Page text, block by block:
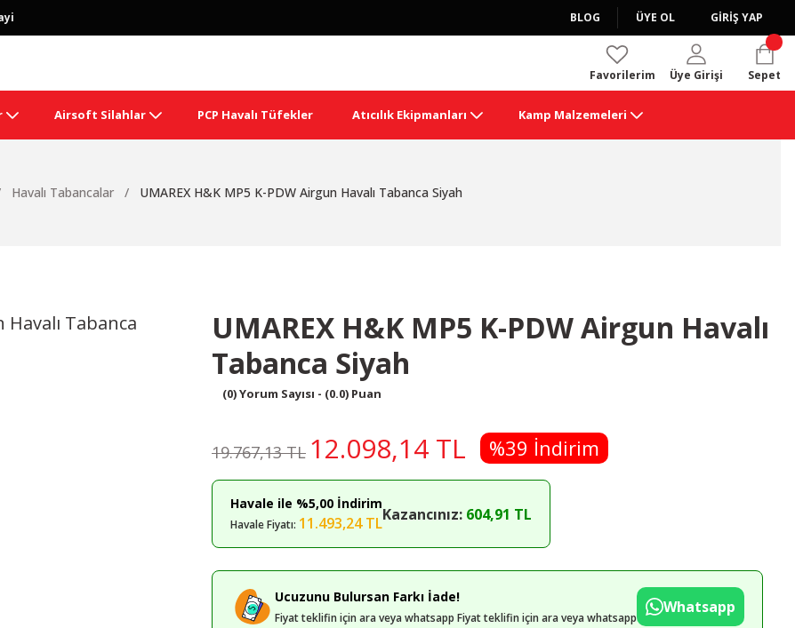
BLOG ÜYE OL GİRİŞ YAP
Favorilerim Üye Girişi Sepet
Airsoft Silahlar PCP Havalı Tüfekler Atıcılık Ekipmanları Kamp Malzemeleri
Havalı Tabancalar UMAREX H&K MP5 K-PDW Airgun Havalı Tabanca Siyah
UMAREX H&K MP5 K-PDW Airgun Havalı
Tabanca Siyah
(0) Yorum Sayısı - (0.0) Puan
19.767,13 TL 12.098,14 TL %39 İndirim
Havale ile %5,00 İndirim
Havale Fiyatı: 11.493,24 TLKazancınız: 604,91 TL
Ucuzunu Bulursan Farkı İade!
Fiyat teklifin için ara veya whatsapp Fiyat teklifin için ara veya whatsapp
Whatsapp